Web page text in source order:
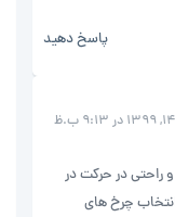
پاسخ دهید
راحتی در حرکت در
چرخ های